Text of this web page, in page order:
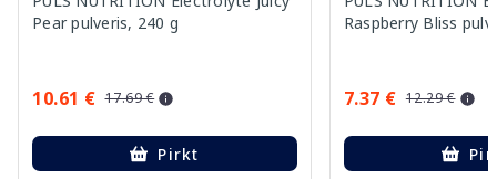
Pear pulveris, 240 g
10.61 € 17.69 €
Pirkt
Raspberry Bliss
7.37 € 12.29 €